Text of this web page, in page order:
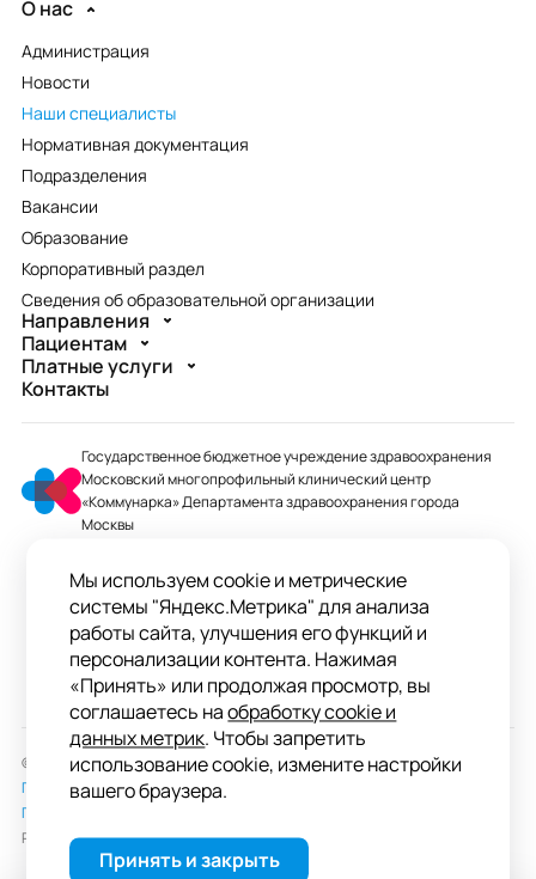
О нас
Администрация
Новости
Наши специалисты
Нормативная документация
Подразделения
Вакансии
Образование
Корпоративный раздел
Сведения об образовательной организации
Направления
Пациентам
Платные услуги
Контакты
Государственное бюджетное учреждение здравоохранения
Московский многопрофильный клинический центр
«Коммунарка» Департамента здравоохранения города
Москвы
+7 495 744-07-03
Колл-центр работает до 20:00
ул. Сосенский Стан, д. 8, п. Коммунарка
вн.тер.г. поселение Сосенское, Москва
© 2026 ГБУЗ «ММКЦ «Коммунарка» ДЗМ»
Пользовательское соглашение
Политика обработки персональных данных
Разработка сайта —студия «Сибирикс»
Мы используем cookie и метрические
системы "Яндекс.Метрика" для анализа
работы сайта, улучшения его функций и
персонализации контента. Нажимая
«Принять» или продолжая просмотр, вы
соглашаетесь наобработку cookie и
данных метрик. Чтобы запретить
использование cookie, измените настройки
вашего браузера.
Принять и закрыть